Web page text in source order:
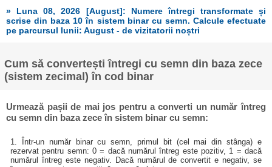
» Luna 08, 2026 [August]: Numere întregi transformate și
scrise din baza 10 în sistem binar cu semn. Calcule efectuate
pe parcursul lunii: August - de vizitatorii noștri
Cum să convertești întregi cu semn din baza zece
(sistem zecimal) în cod binar
Urmează pașii de mai jos pentru a converti un număr întreg
cu semn din baza zece în sistem binar cu semn:
1. Într-un număr binar cu semn, primul bit (cel mai din stânga) e
rezervat pentru semn: 0 = dacă numărul întreg este pozitiv, 1 = dacă
numărul întreg este negativ. Dacă numărul de convertit e negativ, se